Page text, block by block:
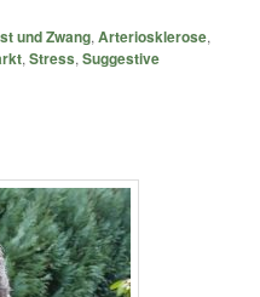
und Zwang,Arteriosklerose,
,Stress,Suggestive